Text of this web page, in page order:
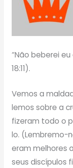
“Não beberei
18:11).
Vemos a
lemos sobre a
fizeram todo o
lo. (Lembremo-
eram melhores
seus discípulos